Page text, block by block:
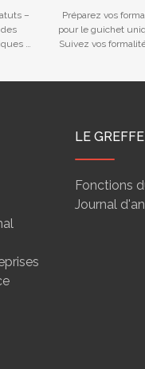
–
–
Préparez vos
pour le guichet
Suivez vos
LE GREFFE
Fonctions
Journal